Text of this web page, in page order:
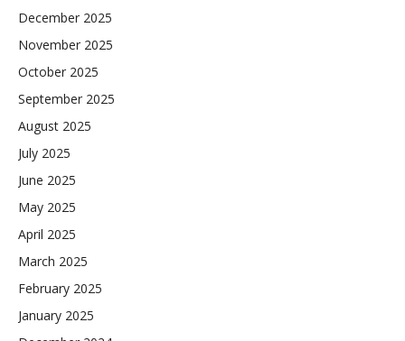
December 2025
November 2025
October 2025
September 2025
August 2025
July 2025
June 2025
May 2025
April 2025
March 2025
February 2025
January 2025